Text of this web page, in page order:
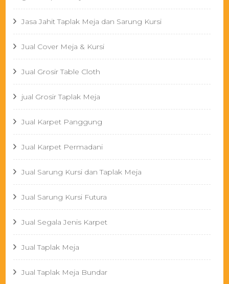
Jasa Jahit Taplak Meja dan Sarung Kursi
Jual Cover Meja & Kursi
Jual Grosir Table Cloth
jual Grosir Taplak Meja
Jual Karpet Panggung
Jual Karpet Permadani
Jual Sarung Kursi dan Taplak Meja
Jual Sarung Kursi Futura
Jual Segala Jenis Karpet
Jual Taplak Meja
Jual Taplak Meja Bundar